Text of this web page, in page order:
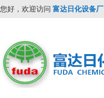
您好，欢迎访问 富达日化设备厂